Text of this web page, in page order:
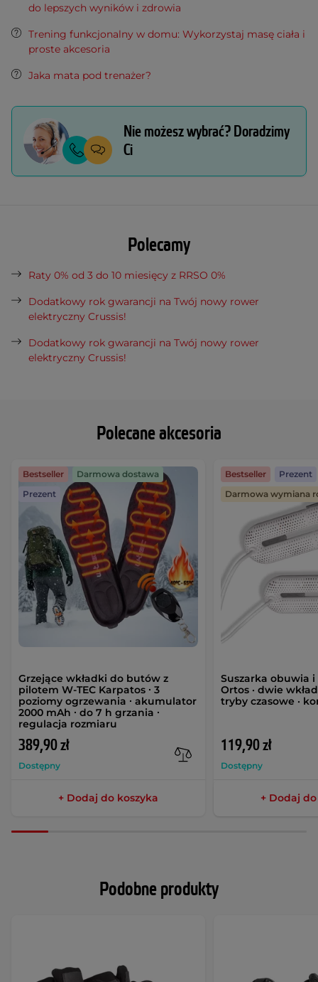
Polecane akcesoria
Grzejące wkładki do butów z
pilotem W-TEC Karpatos ∙ 3
poziomy ogrzewania ∙ akumulator
2000 mAh ∙ do 7 h grzania ∙
regulacja rozmiaru
389,90 zł
Dostępny
Bestseller
Darmowa dostawa
Prezent
+ Dodaj do koszyka
Suszarka obuwia i
Ortos · dwie
tryby czasowe ·
119,90 zł
Dostępny
Bestseller
Prezent
Darmowa wymiana
+ Dodaj
do lepszych wyników i zdrowia
Trening funkcjonalny w domu: Wykorzystaj masę ciała i
proste akcesoria
Jaka mata pod trenażer?
Nie możesz wybrać? Doradzimy
Ci
Polecamy
Raty 0% od 3 do 10 miesięcy z RRSO 0%
Dodatkowy rok gwarancji na Twój nowy rower
elektryczny Crussis!
Dodatkowy rok gwarancji na Twój nowy rower
elektryczny Crussis!
Podobne produkty